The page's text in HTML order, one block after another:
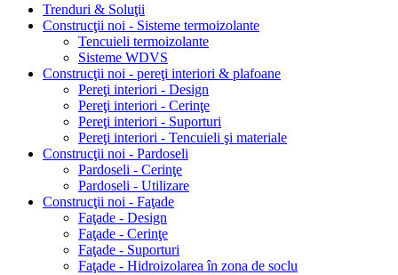
Trenduri & Soluţii
Construcţii noi - Sisteme termoizolante
Tencuieli termoizolante
Sisteme WDVS
Construcţii noi - pereţi interiori & plafoane
Pereţi interiori - Design
Pereţi interiori - Cerinţe
Pereţi interiori - Suporturi
Pereţi interiori - Tencuieli şi materiale
Construcţii noi - Pardoseli
Pardoseli - Cerinţe
Pardoseli - Utilizare
Construcţii noi - Faţade
Faţade - Design
Faţade - Cerinţe
Faţade - Suporturi
Faţade - Hidroizolarea în zona de soclu